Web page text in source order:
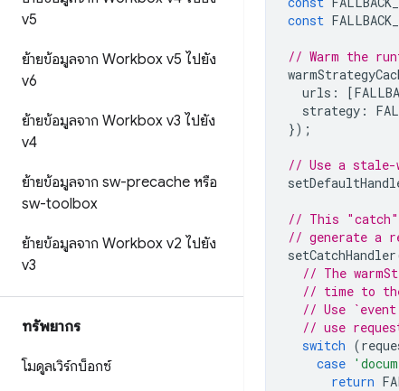
v5
ย้ายข้อมูลจาก Workbox v5 ไปยัง
v6
ย้ายข้อมูลจาก Workbox v3 ไปยัง
v4
ย้ายข้อมูลจาก sw-precache หรือ
sw-toolbox
ย้ายข้อมูลจาก Workbox v2 ไปยัง
v3
ทรัพยากร
โมดูลเวิร์กบ็อกซ์
const
// Warm the
urls : [
strategy :
});
// Use a stale-
// This
// generate a
setCatchHandler
// The
// time to
// Use
// use
switch (
case
return